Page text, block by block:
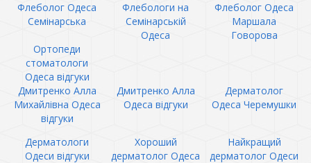
Флеболог Одеса
Семінарська
Флебологи на
Семінарській
Одеса
Флеболог Одеса
Маршала
Говорова
Ортопеди
стоматологи
Одеса відгуки
Дмитренко Алла
Михайлівна Одеса
відгуки
Дмитренко Алла
Одеса відгуки
Дерматолог
Одеса Черемушки
Дерматологи
Одеси відгуки
Хороший
дерматолог Одеса
Найкращий
дерматолог Одеси